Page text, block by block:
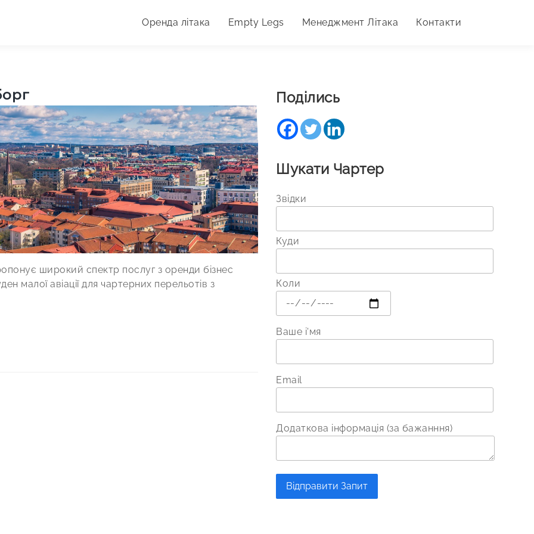
Оренда літака Empty Legs Менеджмент Літака Контакти
широкий спектр послуг з оренди бізнес
малої авіації для чартерних перельотів з
Поділись
Шукати Чартер
Звідки
Куди
Коли
Ваше і'мя
Email
Додаткова інформація (за бажанння)